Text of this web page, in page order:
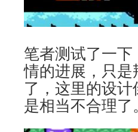
笔者测试了一
情的进展，只是
了，这里的设
是相当不合理了。